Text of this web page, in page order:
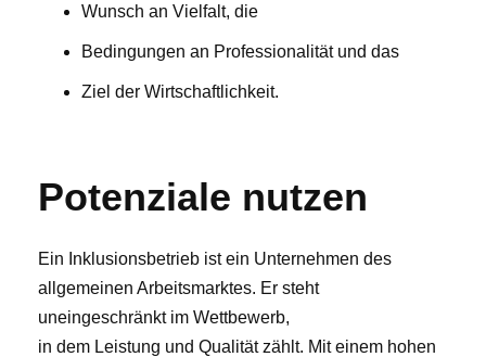
Wunsch an Vielfalt, die
Bedingungen an Professionalität und das
Ziel der Wirtschaftlichkeit.
Potenziale nutzen
Ein Inklusionsbetrieb ist ein Unternehmen des
allgemeinen Arbeitsmarktes. Er steht
uneingeschränkt im Wettbewerb,
in dem Leistung und Qualität zählt. Mit einem hohen